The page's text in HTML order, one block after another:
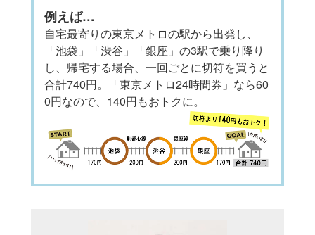
例えば…
自宅最寄りの東京メトロの駅から出発し、
「池袋」「渋谷」「銀座」の3駅で乗り降り
し、帰宅する場合、一回ごとに切符を買うと
合計740円。「東京メトロ24時間券」なら60
0円なので、140円もおトクに。